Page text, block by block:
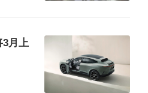
云级向图像级跨越，可
高障碍物，即使在夜间
清晰还原真实物理世
3月上